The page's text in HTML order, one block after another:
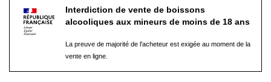
Interdiction de vente de boissons
alcooliques aux mineurs de moins de 18 ans
La preuve de majorité de l'acheteur est exigée au moment de la
vente en ligne.